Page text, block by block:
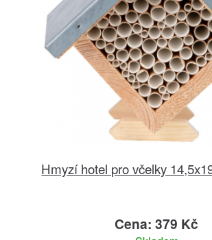
Hmyzí hotel pro včelky
Cena: 379 Kč